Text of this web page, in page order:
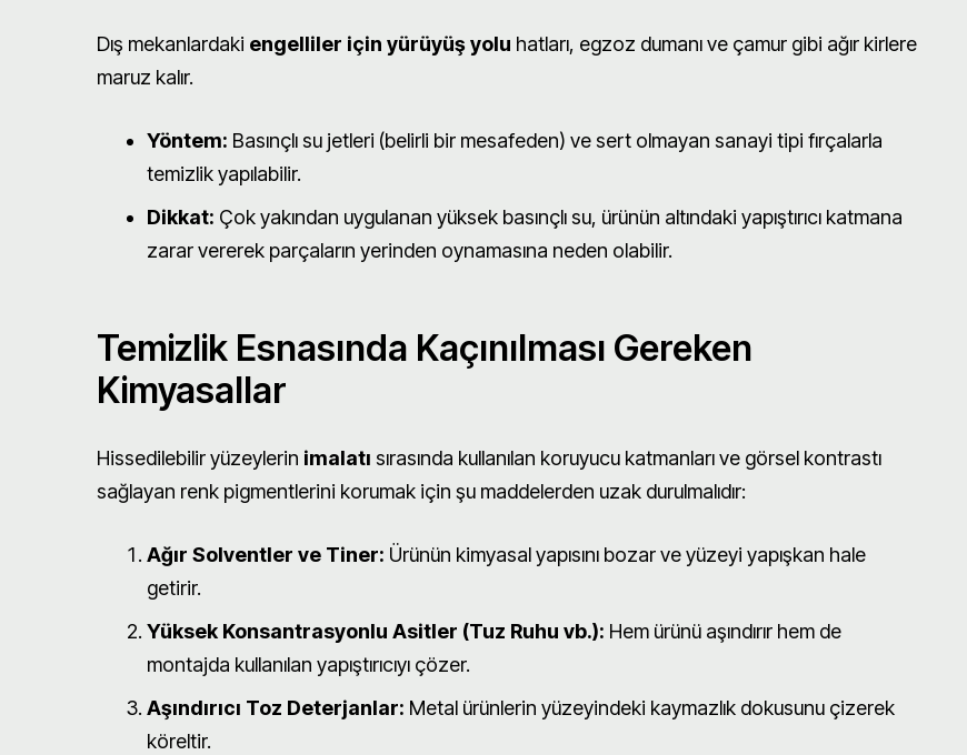
Dış mekanlardaki engelliler için yürüyüş yolu hatları, egzoz dumanı ve çamur gibi ağır kirlere
maruz kalır.
Yöntem: Basınçlı su jetleri (belirli bir mesafeden) ve sert olmayan sanayi tipi fırçalarla
temizlik yapılabilir.
Dikkat: Çok yakından uygulanan yüksek basınçlı su, ürünün altındaki yapıştırıcı katmana
zarar vererek parçaların yerinden oynamasına neden olabilir.
Temizlik Esnasında Kaçınılması Gereken
Kimyasallar
Hissedilebilir yüzeylerin imalatı sırasında kullanılan koruyucu katmanları ve görsel kontrastı
sağlayan renk pigmentlerini korumak için şu maddelerden uzak durulmalıdır:
Ağır Solventler ve Tiner: Ürünün kimyasal yapısını bozar ve yüzeyi yapışkan hale
getirir.
Yüksek Konsantrasyonlu Asitler (Tuz Ruhu vb.): Hem ürünü aşındırır hem de
montajda kullanılan yapıştırıcıyı çözer.
Aşındırıcı Toz Deterjanlar: Metal ürünlerin yüzeyindeki kaymazlık dokusunu çizerek
köreltir.